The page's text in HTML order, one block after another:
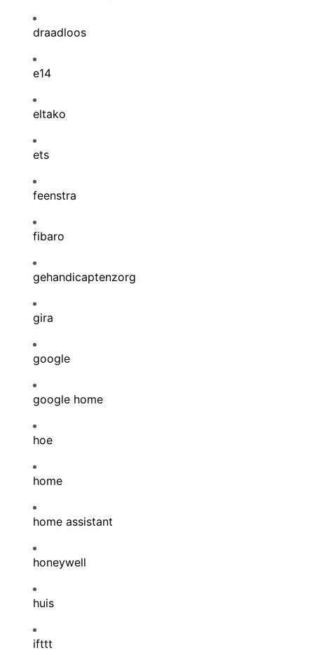
draadloos
e14
eltako
ets
feenstra
fibaro
gehandicaptenzorg
gira
google
google home
hoe
home
home assistant
honeywell
huis
ifttt